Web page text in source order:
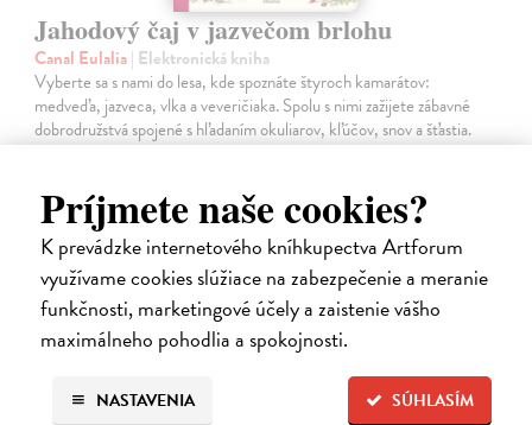
Príjmete naše cookies?
K prevádzke internetového kníhkupectva Artforum
využívame cookies slúžiace na zabezpečenie a meranie
funkčnosti, marketingové účely a zaistenie vášho
maximálneho pohodlia a spokojnosti.
SÚHLASÍM
NASTAVENIA
Jahodový čaj v jazvečom brlohu
Canal Eulalia| Elektronická kniha
Vyberte sa s nami do lesa, kde spoznáte štyroch kamarátov:
medveďa, jazveca, vlka a veveričiaka. Spolu s nimi zažijete zábavné
dobrodružstvá spojené s hľadaním okuliarov, kľúčov, snov a šťastia.
8,40 €